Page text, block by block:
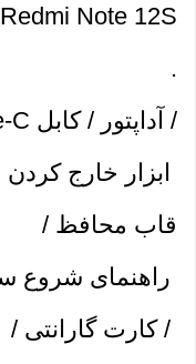
Redmi Note 12S.
.
/ آداپتور / کابل USB Type-C /
قاب محافظ /